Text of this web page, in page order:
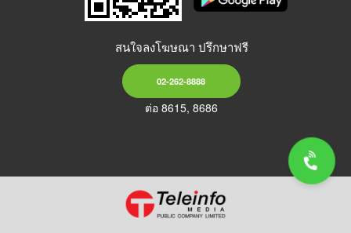
สนใจลงโฆษณา ปรึกษาฟรี
02-262-8888
ต่อ 8615, 8686